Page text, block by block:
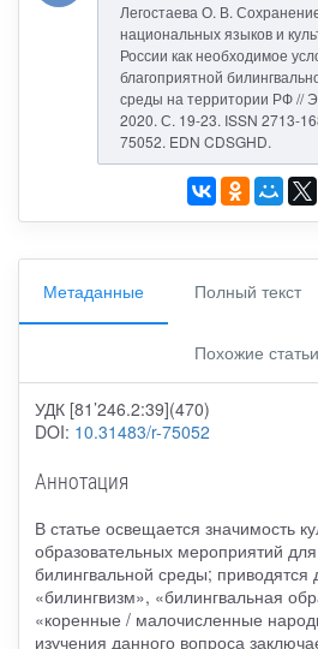
Легостаева О. В.
национальных языков и
России как необходимое
благоприятной
среды на территории РФ //
2020. С. 19-23. ISSN 2713-
75052. EDN CDSGHD.
Метаданные Полный текст
Похожие статьи
УДК [81’246.2:39](470)
DOI: 10.31483/r-75052
Аннотация
В статье освещается значимость
образовательных мероприятий
билингвальной среды;
«билингвизм», «билингвальная
«коренные / малочисленные
изучения данного вопроса